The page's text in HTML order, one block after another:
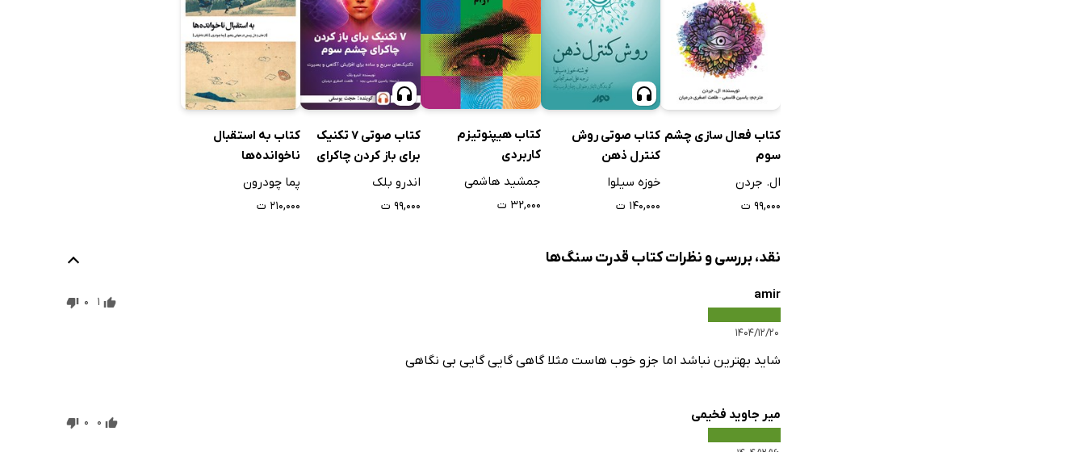
کتاب فعال سازی چشم
سوم
ال. جردن
۹۹,۰۰۰ ت
کتاب صوتی روش
کنترل ذهن
خوزه سیلوا
۱۴۰,۰۰۰ ت
کتاب هیپنوتیزم
کاربردی
جمشید هاشمی
۳۲,۰۰۰ ت
کتاب صوتی 7 تکنیک
برای باز کردن چاکرای
چشم سوم
اندرو بلک
۹۹,۰۰۰ ت
کتاب به استقبال
ناخوانده‌ها
پما چودرون
۲۱۰,۰۰۰ ت
نقد، بررسی و نظرات کتاب قدرت سنگ‌ها
amir
۱۴۰۴/۱۲/۲۰
1
0
شاید بهترین نباشد اما جزو خوب هاست مثلا گاهی گایی گایی بی نگاهی
میر جاوید فخیمی 0
0